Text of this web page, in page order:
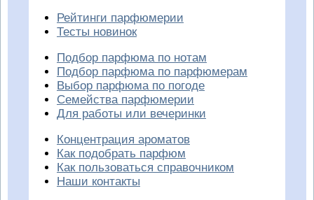
Рейтинги парфюмерии
Тесты новинок
Подбор парфюма по нотам
Подбор парфюма по парфюмерам
Выбор парфюма по погоде
Семейства парфюмерии
Для работы или вечеринки
Концентрация ароматов
Как подобрать парфюм
Как пользоваться справочником
Наши контакты